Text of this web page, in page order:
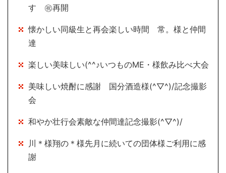
す ㊗再開
懐かしい同級生と再会楽しい時間 常。様と仲間
達
楽しい美味しい(^^♪いつものME・様飲み比べ大会
美味しい焼酎に感謝 国分酒造様(^▽^)/記念撮影
会
和やか壮行会素敵な仲間達記念撮影(^▽^)/
川＊様翔の＊様先月に続いての団体様ご利用に感
謝